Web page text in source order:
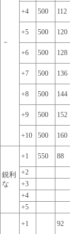
－
+4 500 112
+5 500 120
+6 500 128
+7 500 136
+8 500 144
+9 500 152
+10 500 160
鋭利
な
+1 550 88
+2
+3
+4
+5
+1 92